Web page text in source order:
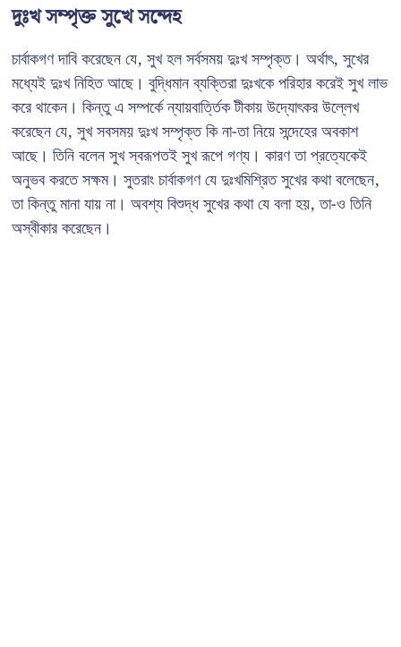
দুঃখ সম্পৃক্ত সুখে সন্দেহ
চার্বাকগণ দাবি করেছেন যে, সুখ হল সর্বসময় দুঃখ সম্পৃক্ত। অর্থাৎ, সুখের
মধ্যেই দুঃখ নিহিত আছে। বুদ্ধিমান ব্যক্তিরা দুঃখকে পরিহার করেই সুখ লাভ
করে থাকেন। কিন্তু এ সম্পর্কে ন্যায়বার্ত্তিক টীকায় উদ্যোৎকর উল্লেখ
করেছেন যে, সুখ সবসময় দুঃখ সম্পৃক্ত কি না-তা নিয়ে সন্দেহের অবকাশ
আছে। তিনি বলেন সুখ স্বরূপতই সুখ রূপে গণ্য। কারণ তা প্রত্যেকেই
অনুভব করতে সক্ষম। সুতরাং চার্বাকগণ যে দুঃখমিশ্রিত সুখের কথা বলেছেন,
তা কিন্তু মানা যায় না। অবশ্য বিশুদ্ধ সুখের কথা যে বলা হয়, তা-ও তিনি
অস্বীকার করেছেন।